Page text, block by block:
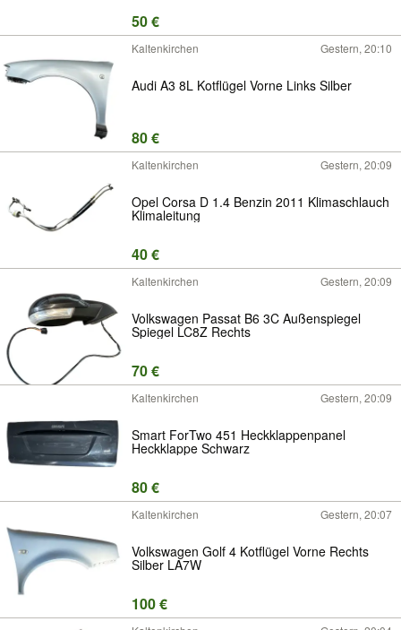
50 €
Kaltenkirchen Gestern, 20:10
Audi A3 8L Kotflügel Vorne Links Silber
80 €
Kaltenkirchen Gestern, 20:09
Opel Corsa D 1.4 Benzin 2011 Klimaschlauch
Klimaleitung
40 €
Kaltenkirchen Gestern, 20:09
Volkswagen Passat B6 3C Außenspiegel
Spiegel LC8Z Rechts
70 €
Kaltenkirchen Gestern, 20:09
Smart ForTwo 451 Heckklappenpanel
Heckklappe Schwarz
80 €
Kaltenkirchen Gestern, 20:07
Volkswagen Golf 4 Kotflügel Vorne Rechts
Silber LA7W
100 €